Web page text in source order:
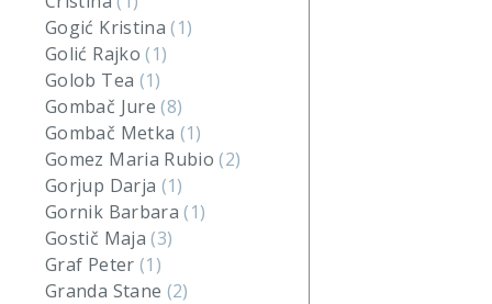
Gogić Kristina(1)
Golić Rajko(1)
Golob Tea (1)
Gombač Jure(8)
Gombač Metka (1)
Gomez Maria Rubio(2)
Gorjup Darja (1)
Gornik Barbara(1)
Gostič Maja(3)
Graf Peter (1)
Granda Stane (2)